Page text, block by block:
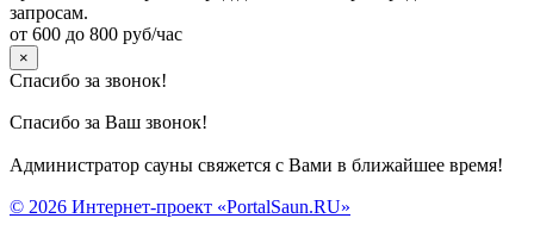
запросам.
от 600 до 800 руб/час
×
Спасибо за звонок!
Спасибо за Ваш звонок!
Администратор сауны свяжется с Вами в ближайшее время!
© 2026 Интернет-проект «PortalSaun.RU»